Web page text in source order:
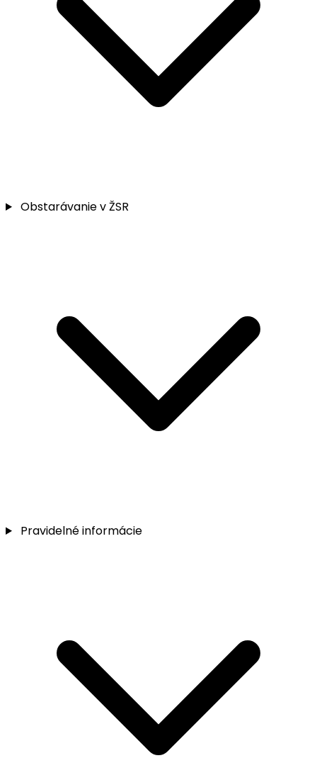
Obstarávanie v ŽSR
Pravidelné informácie